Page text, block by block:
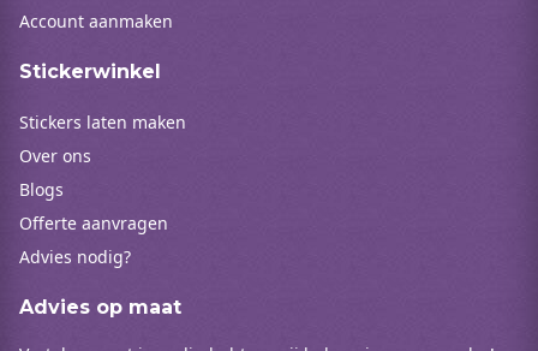
Account aanmaken
Stickerwinkel
Stickers laten maken
Over ons
Blogs
Offerte aanvragen
Advies nodig?
Advies op maat